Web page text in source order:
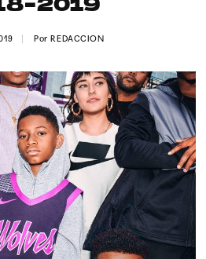
DE UMO agency. TODOS LOS
RESERVADOS.
2019
PorREDACCION